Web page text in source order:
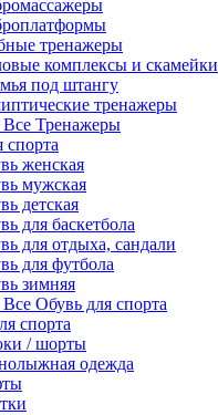
тренажеры
комплексы и скамейки
под штангу
тренажеры
Все Тренажеры
спорта
женская
мужская
детская
для баскетбола
для отдыха, сандали
для футбола
зимняя
Обувь для спорта
спорта
/ шорты
одежда